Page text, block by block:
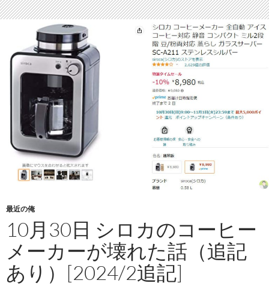
最近の俺
10月30日 シロカのコーヒー
メーカーが壊れた話（追記
あり）[2024/2追記]